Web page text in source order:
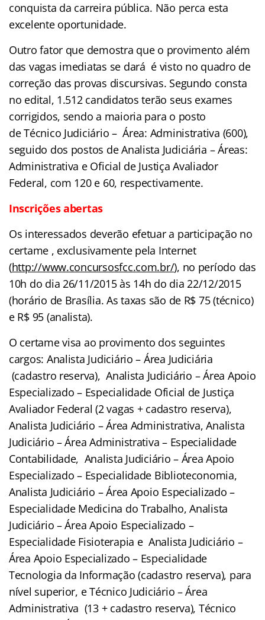
conquista da carreira pública. Não perca esta
excelente oportunidade.
Outro fator que demostra que o provimento além
das vagas imediatas se dará é visto no quadro de
correção das provas discursivas. Segundo consta
no edital, 1.512 candidatos terão seus exames
corrigidos, sendo a maioria para o posto
de Técnico Judiciário – Área: Administrativa (600),
seguido dos postos de Analista Judiciária – Áreas:
Administrativa e Oficial de Justiça Avaliador
Federal, com 120 e 60, respectivamente.
Inscrições abertas
Os interessados deverão efetuar a participação no
certame , exclusivamente pela Internet
(http://www.concursosfcc.com.br/), no período das
10h do dia 26/11/2015 às 14h do dia 22/12/2015
(horário de Brasília. As taxas são de R$ 75 (técnico)
e R$ 95 (analista).
O certame visa ao provimento dos seguintes
cargos: Analista Judiciário – Área Judiciária
(cadastro reserva), Analista Judiciário – Área Apoio
Especializado – Especialidade Oficial de Justiça
Avaliador Federal (2 vagas + cadastro reserva),
Analista Judiciário – Área Administrativa, Analista
Judiciário – Área Administrativa – Especialidade
Contabilidade, Analista Judiciário – Área Apoio
Especializado – Especialidade Biblioteconomia,
Analista Judiciário – Área Apoio Especializado –
Especialidade Medicina do Trabalho, Analista
Judiciário – Área Apoio Especializado –
Especialidade Fisioterapia e Analista Judiciário –
Área Apoio Especializado – Especialidade
Tecnologia da Informação (cadastro reserva), para
nível superior, e Técnico Judiciário – Área
Administrativa (13 + cadastro reserva), Técnico